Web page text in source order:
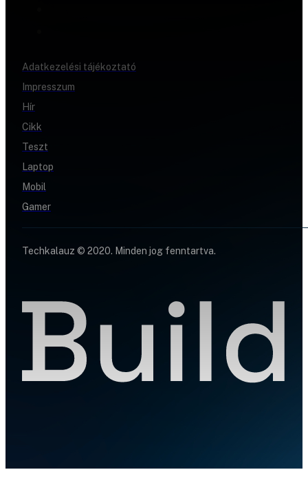
Adatkezelési tájékoztató
Impresszum
Hír
Cikk
Teszt
Laptop
Mobil
Gamer
Techkalauz © 2020. Minden jog fenntartva.